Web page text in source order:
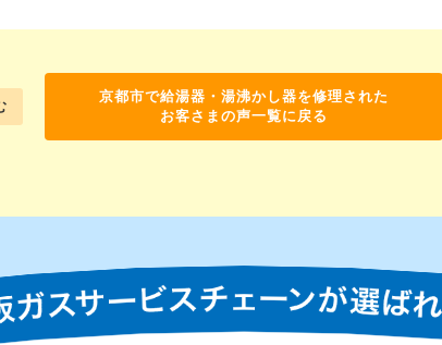
京都市で給湯器・湯沸かし器を修理された
お客さまの声一覧に戻る